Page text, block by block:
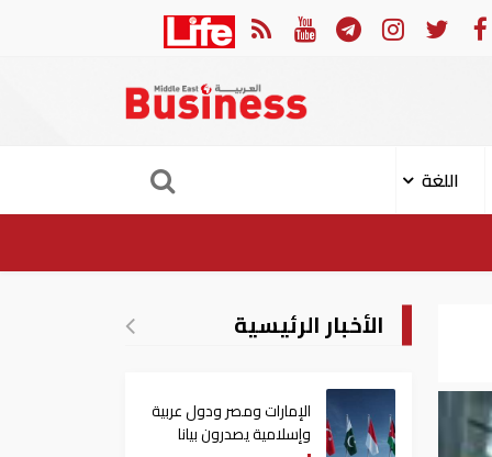
في النصف الأول.. رأس الخيمة تجذب استثمارات تتجاوز 771 مليون درهم
اللغة
الأخبار الرئيسية
الإمارات ومصر ودول عربية
وإسلامية يصدرون بيانا